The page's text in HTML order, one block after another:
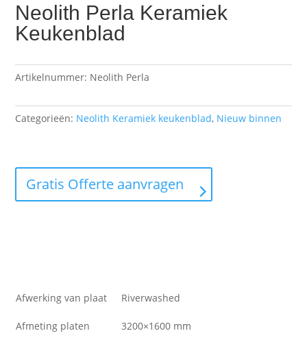
Neolith Perla Keramiek
Keukenblad
Artikelnummer: Neolith Perla
Categorieën: Neolith Keramiek keukenblad, Nieuw binnen
Gratis Offerte aanvragen
Afwerking van plaat Riverwashed
Afmeting platen 3200×1600 mm